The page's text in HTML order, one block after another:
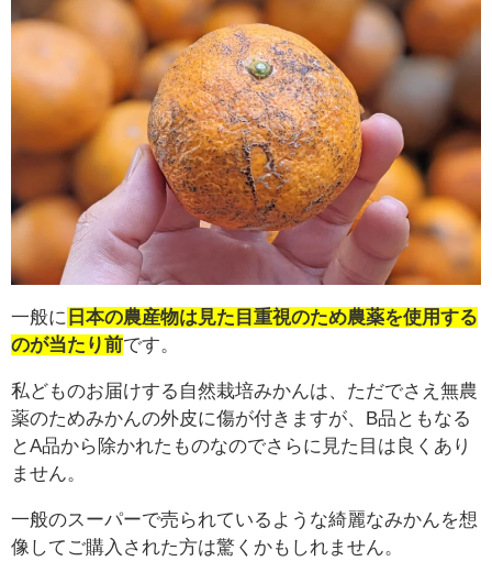
一般に 日本の農産物は見た目重視のため農薬を使用する
のが当たり前です。
私どものお届けする自然栽培みかんは、ただでさえ無農
薬のためみかんの外皮に傷が付きますが、B品ともなる
とA品から除かれたものなのでさらに見た目は良くあり
ません。
一般のスーパーで売られているような綺麗なみかんを想
像してご購入された方は驚くかもしれません。